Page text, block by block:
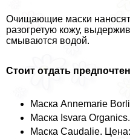
Очищающие маски
разогретую кожу,
смываются водой.
Стоит отдать
Маска Annemarie
Маска Isvara
Маска Caudalie.